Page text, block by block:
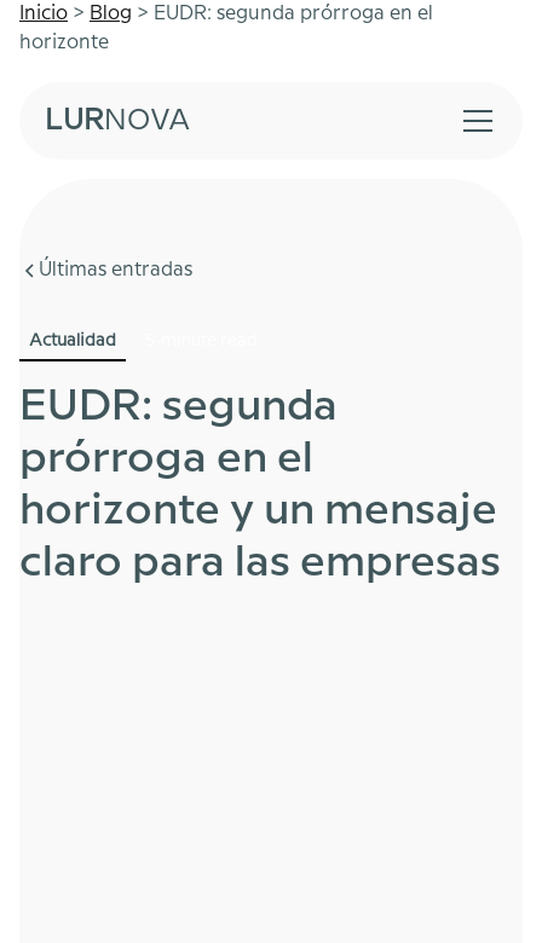
Inicio > Blog > EUDR: segunda prórroga en el
horizonte
LUR NOVA
Últimas entradas
Actualidad
EUDR: segunda
prórroga en el
horizonte y un mensaje
claro para las empresas